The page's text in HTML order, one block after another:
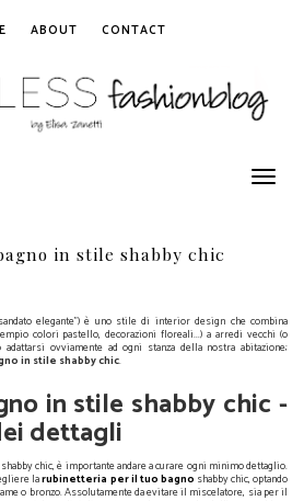
ABOUT CONTACT
Toggle
navigation
in stile shabby chic
elegante") è uno stile di interior design che combina
colori pastello, decorazioni floreali...) a arredi vecchi (o
ovviamente ad ogni stanza della nostra abitazione;
in stile shabby chic.
in stile shabby chic -
dettagli
chic, è importante andare a curare ogni minimo dettaglio.
larubinetteria per il tuo bagno shabby chic, optando
o bronzo. Assolutamente da evitare il miscelatore, sia per il